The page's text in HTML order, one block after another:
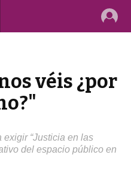
véis ¿por
“Justicia en las
del espacio público en